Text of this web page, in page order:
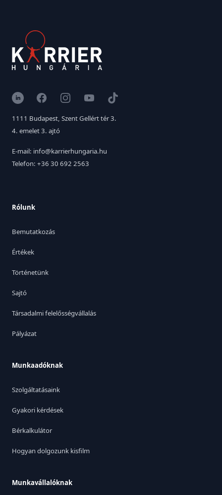
LinkedInFacebookInstagramYouTubeTikTok
1111 Budapest, Szent Gellért tér 3.
4. emelet 3. ajtó
E-mail: info@karrierhungaria.hu
Telefon: +36 30 692 2563
Rólunk
Bemutatkozás
Értékek
Történetünk
Sajtó
Társadalmi felelősségvállalás
Pályázat
Munkaadóknak
Szolgáltatásaink
Gyakori kérdések
Bérkalkulátor
Hogyan dolgozunk kisfilm
Munkavállalóknak